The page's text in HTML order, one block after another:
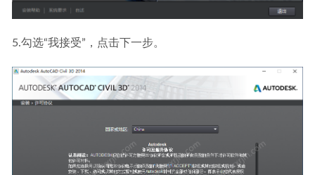
5.勾选“我接受”，点击下一步。